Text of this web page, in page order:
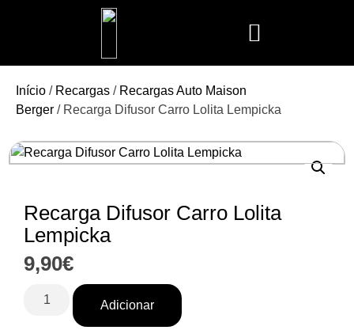
Início / Recargas / Recargas Auto Maison
Berger / Recarga Difusor Carro Lolita Lempicka
Recarga Difusor Carro Lolita
Lempicka
9,90€
Adicionar